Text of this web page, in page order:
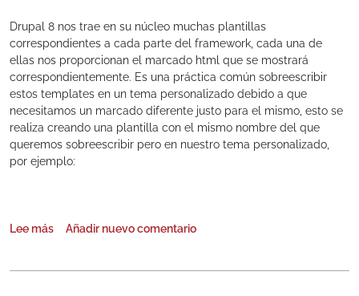
Drupal 8 nos trae en su núcleo muchas plantillas
correspondientes a cada parte del framework, cada una de
ellas nos proporcionan el marcado html que se mostrará
correspondientemente. Es una práctica común sobreescribir
estos templates en un tema personalizado debido a que
necesitamos un marcado diferente justo para el mismo, esto se
realiza creando una plantilla con el mismo nombre del que
queremos sobreescribir pero en nuestro tema personalizado,
por ejemplo:
Lee más
sobre Plantillas basadas en tipos de contenidos
Añadir nuevo comentario